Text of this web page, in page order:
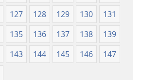
127 128 129 130
131
135 136 137 138
139
143 144 145 146
147